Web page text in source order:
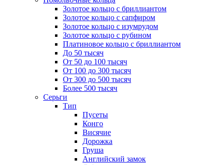
Золотое кольцо с бриллиантом
Золотое кольцо с сапфиром
Золотое кольцо с изумрудом
Золотое кольцо с рубином
Платиновое кольцо с бриллиантом
До 50 тысяч
От 50 до 100 тысяч
От 100 до 300 тысяч
От 300 до 500 тысяч
Более 500 тысяч
Серьги
Тип
Пусеты
Конго
Висячие
Дорожка
Груша
Английский замок